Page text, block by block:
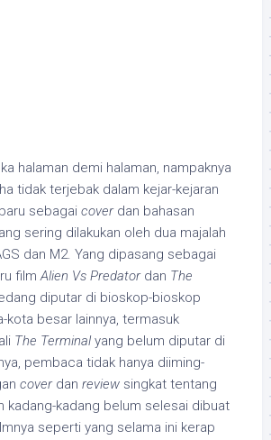
halaman demi halaman, nampaknya
tidak terjebak dalam kejar-kejaran
sebagai coverdan bahasan
sering dilakukan oleh dua majalah
dan M2. Yang dipasang sebagai
filmAlien Vs Predatordan The
diputar di bioskop-bioskop
kota besar lainnya, termasuk
The Terminalyang belum diputar di
pembaca tidak hanya diiming-
coverdan review singkat tentang
kadang-kadang belum selesai dibuat
seperti yang selama ini kerap